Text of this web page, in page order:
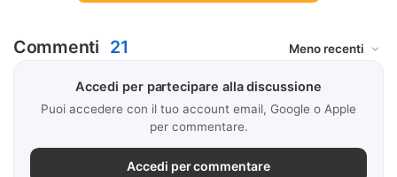
Commenti 21
Accedi per partecipare alla discussione
Puoi accedere con il tuo account email, Google o Apple
per commentare.
Accedi per commentare